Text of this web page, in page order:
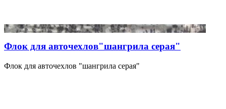
Флок для авточехлов"шангрила серая"
Флок для авточехлов "шангрила серая"